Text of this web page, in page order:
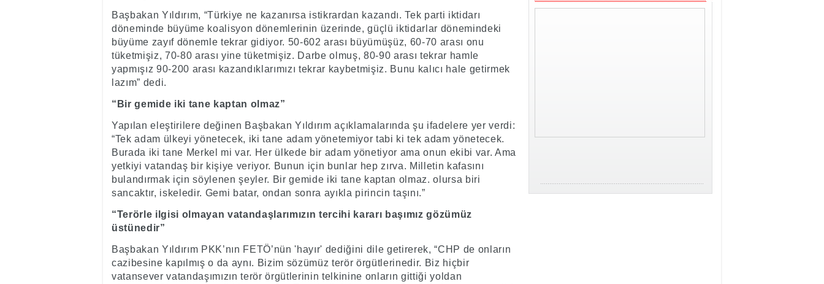
Başbakan Yıldırım, “Türkiye ne kazanırsa istikrardan kazandı. Tek parti iktidarı
döneminde büyüme koalisyon dönemlerinin üzerinde, güçlü iktidarlar dönemindeki
büyüme zayıf dönemle tekrar gidiyor. 50-602 arası büyümüşüz, 60-70 arası onu
tüketmişiz, 70-80 arası yine tüketmişiz. Darbe olmuş, 80-90 arası tekrar hamle
yapmışız 90-200 arası kazandıklarımızı tekrar kaybetmişiz. Bunu kalıcı hale getirmek
lazım” dedi.
“Bir gemide iki tane kaptan olmaz”
Yapılan eleştirilere değinen Başbakan Yıldırım açıklamalarında şu ifadelere yer verdi:
“Tek adam ülkeyi yönetecek, iki tane adam yönetemiyor tabi ki tek adam yönetecek.
Burada iki tane Merkel mi var. Her ülkede bir adam yönetiyor ama onun ekibi var. Ama
yetkiyi vatandaş bir kişiye veriyor. Bunun için bunlar hep zırva. Milletin kafasını
bulandırmak için söylenen şeyler. Bir gemide iki tane kaptan olmaz. olursa biri
sancaktır, iskeledir. Gemi batar, ondan sonra ayıkla pirincin taşını.”
“Terörle ilgisi olmayan vatandaşlarımızın tercihi kararı başımız gözümüz
üstünedir”
Başbakan Yıldırım PKK’nın FETÖ’nün 'hayır' dediğini dile getirerek, “CHP de onların
cazibesine kapılmış o da aynı. Bizim sözümüz terör örgütlerinedir. Biz hiçbir
vatansever vatandaşımızın terör örgütlerinin telkinine onların gittiği yoldan